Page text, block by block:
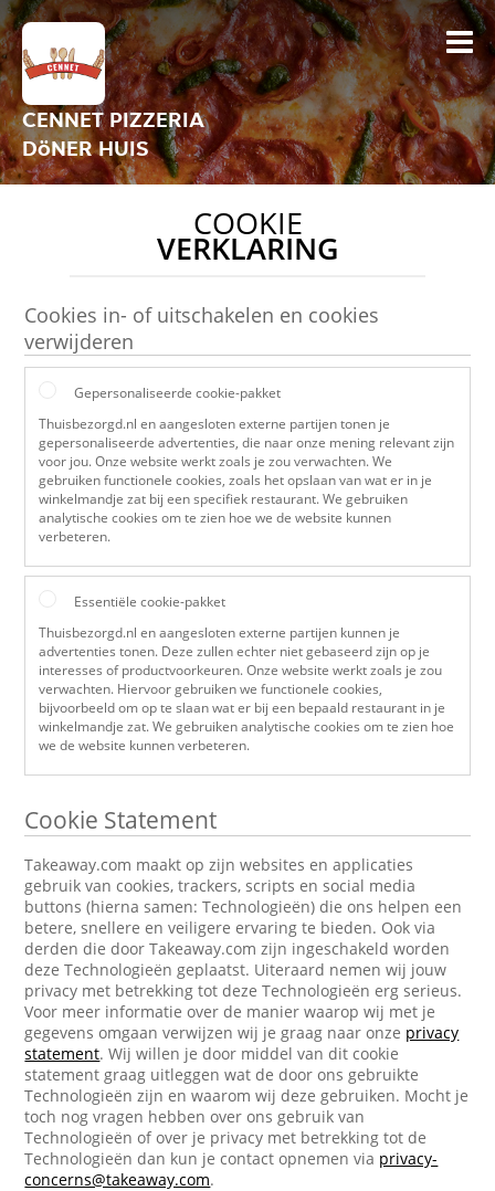
CENNET PIZZERIA
DöNER HUIS
COOKIE
VERKLARING
Cookies in- of uitschakelen en cookies
verwijderen
Gepersonaliseerde cookie-pakket
Thuisbezorgd.nl en aangesloten externe partijen tonen je
gepersonaliseerde advertenties, die naar onze mening relevant zijn
voor jou. Onze website werkt zoals je zou verwachten. We
gebruiken functionele cookies, zoals het opslaan van wat er in je
winkelmandje zat bij een specifiek restaurant. We gebruiken
analytische cookies om te zien hoe we de website kunnen
verbeteren.
Essentiële cookie-pakket
Thuisbezorgd.nl en aangesloten externe partijen kunnen je
advertenties tonen. Deze zullen echter niet gebaseerd zijn op je
interesses of productvoorkeuren. Onze website werkt zoals je zou
verwachten. Hiervoor gebruiken we functionele cookies,
bijvoorbeeld om op te slaan wat er bij een bepaald restaurant in je
winkelmandje zat. We gebruiken analytische cookies om te zien hoe
we de website kunnen verbeteren.
Cookie Statement
Takeaway.com maakt op zijn websites en applicaties
gebruik van cookies, trackers, scripts en social media
buttons (hierna samen: Technologieën) die ons helpen een
betere, snellere en veiligere ervaring te bieden. Ook via
derden die door Takeaway.com zijn ingeschakeld worden
deze Technologieën geplaatst. Uiteraard nemen wij jouw
privacy met betrekking tot deze Technologieën erg serieus.
Voor meer informatie over de manier waarop wij met je
gegevens omgaan verwijzen wij je graag naar onze privacy
statement. Wij willen je door middel van dit cookie
statement graag uitleggen wat de door ons gebruikte
Technologieën zijn en waarom wij deze gebruiken. Mocht je
toch nog vragen hebben over ons gebruik van
Technologieën of over je privacy met betrekking tot de
Technologieën dan kun je contact opnemen via privacy-
concerns@takeaway.com.